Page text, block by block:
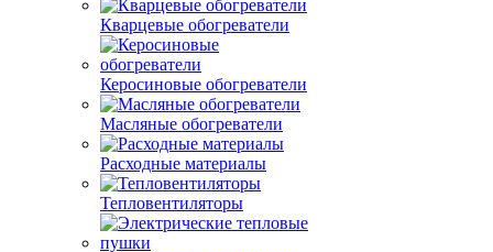
Кварцевые обогреватели
Керосиновые обогреватели
Масляные обогреватели
Расходные материалы
Тепловентиляторы